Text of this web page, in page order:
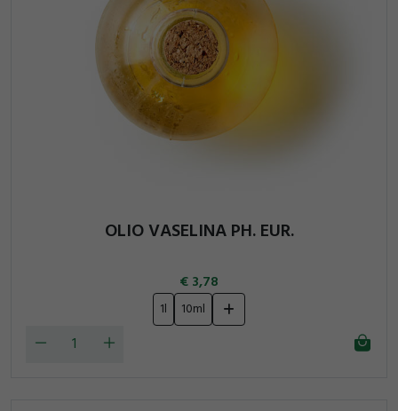
OLIO VASELINA PH. EUR.
3,78
1l 10ml